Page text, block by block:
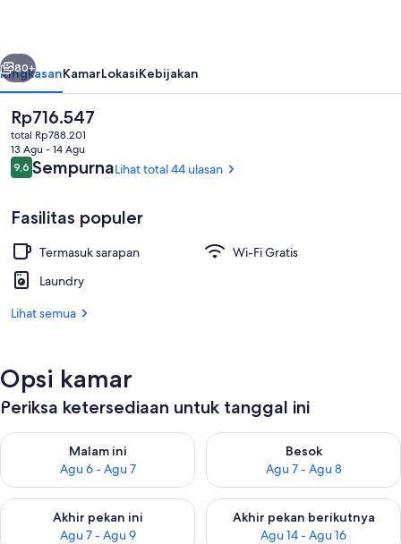
Resepsionis
Berikutnya
80+
RingkasanKamarLokasiKebijakan
Harga
saat
ini
Rp716.547
Rp716.547
total Rp788.201
13 Agu - 14 Agu
Ulasan
9,69,6 dari 10
SempurnaLihat total 44 ulasan
Fasilitas populer
Termasuk sarapan
Wi-Fi Gratis
Laundry
Lihat semua
Opsi kamar
Periksa ketersediaan untuk tanggal ini
Malam ini
Agu 6 - Agu 7
Periksa ketersediaan untuk malam ini Agu 6 - Agu 7
Besok
Agu 7 - Agu 8
Periksa ketersediaan untuk
Akhir pekan ini
Agu 7 - Agu 9
Periksa ketersediaan untuk akhir pekan ini Agu 7 - Agu 9
Akhir pekan berikutnya
Agu 14 - Agu 16
Periksa ketersediaan untuk